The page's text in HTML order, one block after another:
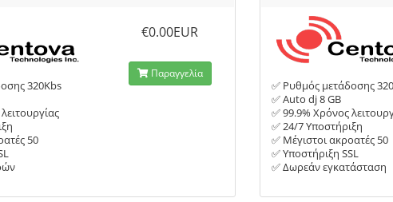
320Kbs
50
€0.00EUR
Παραγγελία
✅ Ρυθμός μετάδοσης
✅ Auto dj 8 GB
✅ 99.9% Χρόνος
✅ 24/7 Υποστήριξη
✅ Μέγιστοι ακροατές 50
✅ Υποστήριξη SSL
✅ Δωρεάν εγκατάσταση